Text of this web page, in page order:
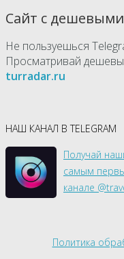
Сайт с
Не пользуешься
Просматривай
turradar.ru
НАШ КАНАЛ В TELEGRAM
Получай
самым
канале
Политика